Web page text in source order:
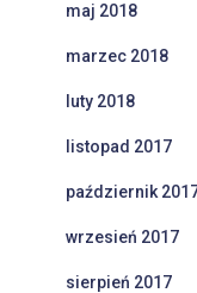
maj 2018
marzec 2018
luty 2018
listopad 2017
październik
wrzesień 2017
sierpień 2017